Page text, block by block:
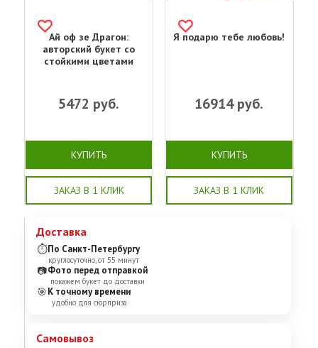
Ай оф зе Драгон:
авторский букет со
стойкими цветами
5472 руб.
КУПИТЬ
ЗАКАЗ В 1 КЛИК
Я подарю тебе любовь!
16914руб.
КУПИТЬ
ЗАКАЗ В 1 КЛИК
Доставка
⏱По Санкт-Петербургу
круглосуточно, от 55 минут
📷Фото перед отправкой
покажем букет до доставки
🎯К точному времени
удобно для сюрприза
Самовывоз